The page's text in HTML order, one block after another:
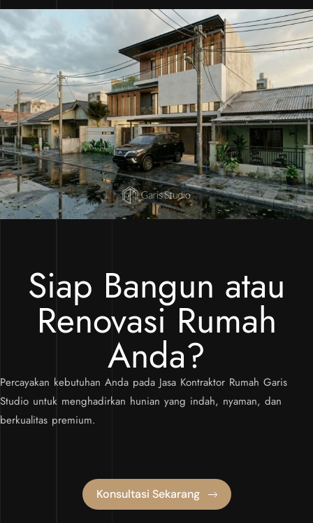
Siap Bangun atau
Renovasi Rumah
Anda?
Percayakan kebutuhan Anda pada Jasa Kontraktor Rumah Garis
Studio untuk menghadirkan hunian yang indah, nyaman, dan
berkualitas premium.
Konsultasi Sekarang